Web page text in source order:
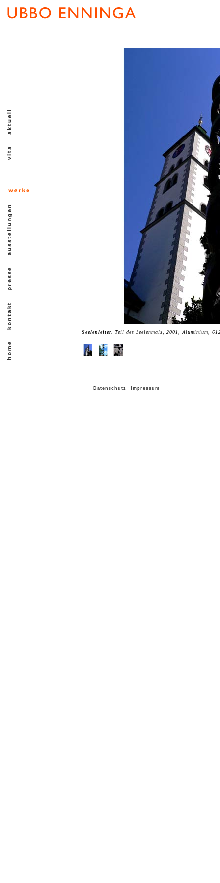
Seelenleiter. Teil des Seelenmals, 2001, Aluminium,
Datenschutz Impressum